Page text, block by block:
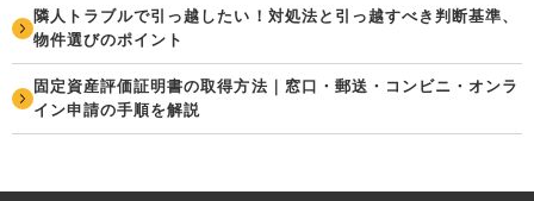
隣人トラブルで引っ越したい！対処法と引っ越すべき判断基準、
物件選びのポイント
固定資産評価証明書の取得方法｜窓口・郵送・コンビニ・オンラ
イン申請の手順を解説